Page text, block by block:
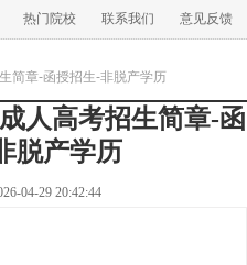
热门院校 联系我们 意见反馈
简章-函授招生-非脱产学历
人高考招生简章-函
脱产学历
04-29 20:42:44